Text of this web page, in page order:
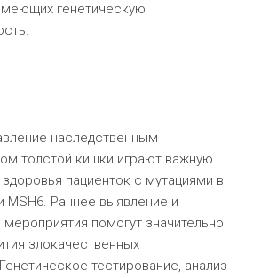
генетическую
наследственным
толстой кишки играют важную
пациенток с мутациями в
MSH6. Раннее выявление и
помогут значительно
злокачественных
тестирование, анализ